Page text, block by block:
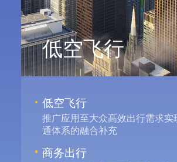
低空飞行
低空飞行
推广应用至大众高效出行需求实
通体系的融合补充
商务出行